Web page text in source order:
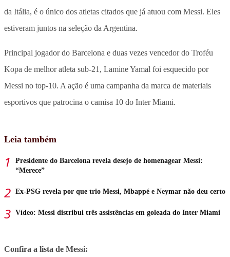
da Itália, é o único dos atletas citados que já atuou com Messi. Eles
estiveram juntos na seleção da Argentina.
Principal jogador do Barcelona e duas vezes vencedor do Troféu
Kopa de melhor atleta sub-21, Lamine Yamal foi esquecido por
Messi no top-10. A ação é uma campanha da marca de materiais
esportivos que patrocina o camisa 10 do Inter Miami.
Leia também
Presidente do Barcelona revela desejo de homenagear Messi:
“Merece”
Ex-PSG revela por que trio Messi, Mbappé e Neymar não deu certo
Vídeo: Messi distribui três assistências em goleada do Inter Miami
Confira a lista de Messi: